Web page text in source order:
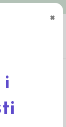
×
i